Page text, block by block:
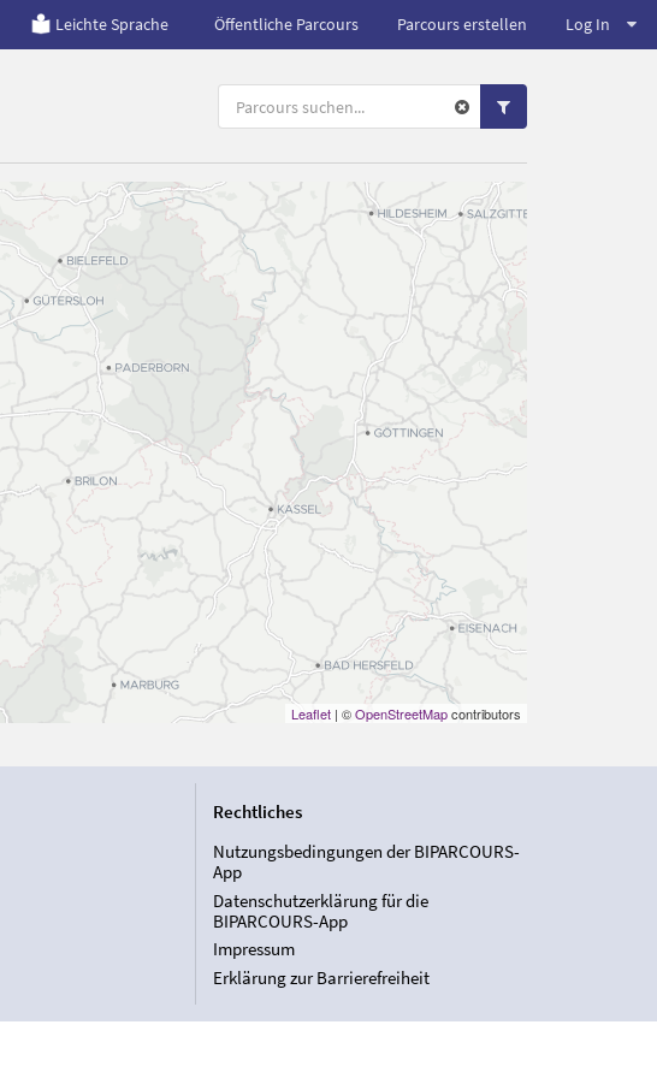
Leichte Sprache Öffentliche Parcours Parcours erstellen Log In
Leaflet| ©OpenStreetMapcontributors
Rechtliches
Nutzungsbedingungen der BIPARCOURS-
App
Datenschutzerklärung für die
BIPARCOURS-App
Impressum
Erklärung zur Barrierefreiheit